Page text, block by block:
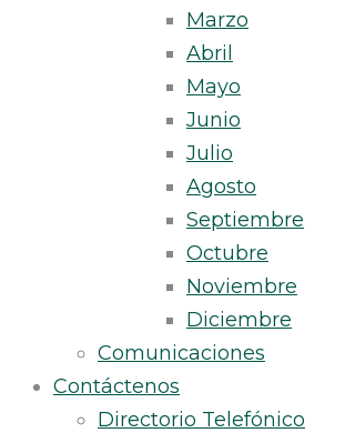
Marzo
Abril
Mayo
Junio
Julio
Agosto
Septiembre
Octubre
Noviembre
Diciembre
Comunicaciones
Contáctenos
Directorio Telefónico